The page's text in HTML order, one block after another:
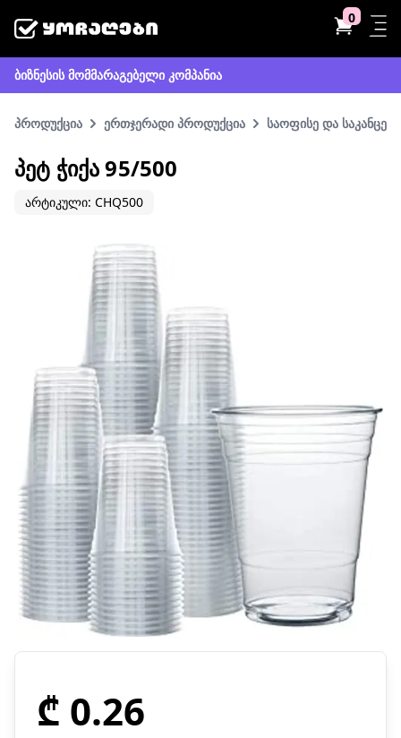
0
ბიზნესის მომმარაგებელი კომპანია
პროდუქცია ერთჯერადი პროდუქცია საოფისე და
ᲞᲔᲢ ᲭᲘᲥᲐ 95/500
არტიკული: CHQ500
₾ 0.26